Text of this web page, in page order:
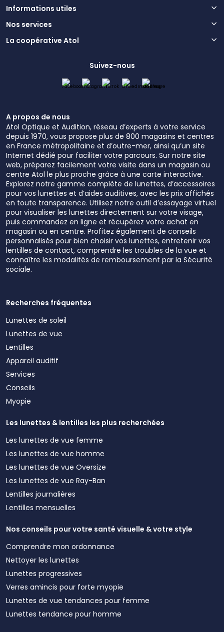
Informations utiles
Nos services
La coopérative Atol
Suivez-nous
A propos de nous
Atol Optique et Audition, réseau d’experts à votre service
depuis 1970, vous propose plus de 800 magasins et centres
en France métropolitaine et d’outre-mer, ainsi qu’un site
Internet dédié pour faciliter votre parcours. Sur notre site
web, préparez facilement votre visite dans un magasin ou
centre Atol le plus proche grâce à une carte interactive.
Explorez notre gamme complète de lunettes, d’accessoires
pour vos lunettes et d’aides auditives, avec les prix affichés
en toute transparence. Utilisez notre outil d’essayage virtuel
pour visualiser les lunettes directement sur votre visage,
puis commandez en ligne et récupérez votre achat en
magasin ou en centre. Profitez également de conseils
personnalisés pour bien choisir vos lunettes, entretenir vos
lentilles de contact, comprendre les troubles de la vue et
connaître les modalités de remboursement par la Sécurité
sociale.
Recherches fréquentes
Lunettes de soleil
Lunettes de vue
Lentilles
Appareil auditif
Services
Conseils
Myopie
Les lunettes & lentilles les plus recherchées
Les lunettes de vue femme
Les lunettes de vue homme
Les lunettes de vue Oversize
Les lunettes de vue Ray-Ban
Lentilles journalières
Lentilles mensuelles
Nos conseils pour votre santé visuelle & votre style
Comprendre mon ordonnance
Nettoyer les lunettes
Lunettes progressives
Verres amincis pour forte myopie
Lunettes de vue tendances pour femme
Lunettes tendance pour homme